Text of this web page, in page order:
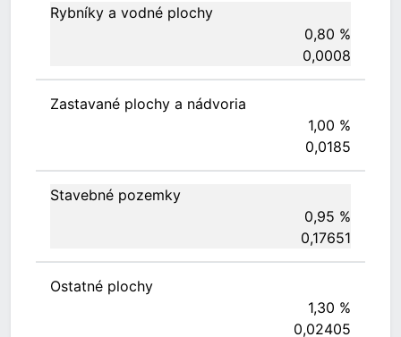
Rybníky a vodné plochy
0,80 %
0,0008
Zastavané plochy a nádvoria
1,00 %
0,0185
Stavebné pozemky
0,95 %
0,17651
Ostatné plochy
1,30 %
0,02405